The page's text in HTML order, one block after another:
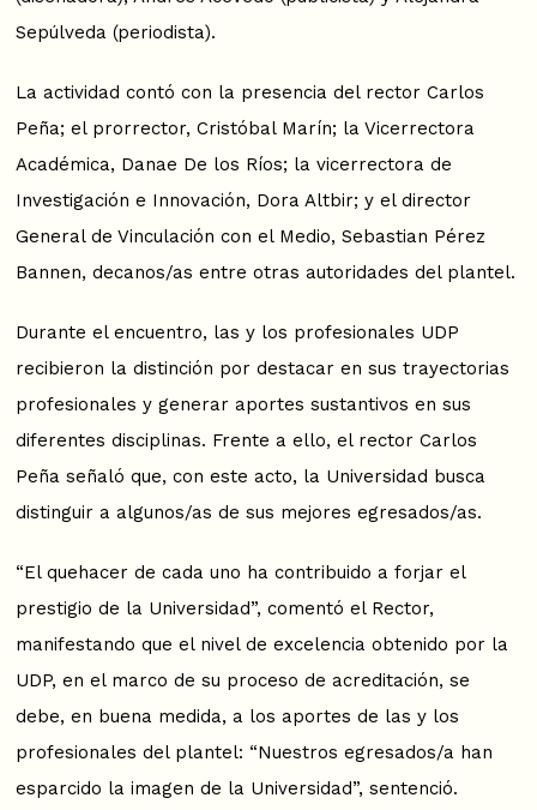
Sepúlveda (periodista).
La actividad contó con la presencia del rector Carlos
Peña; el prorrector, Cristóbal Marín; la Vicerrectora
Académica, Danae De los Ríos; la vicerrectora de
Investigación e Innovación, Dora Altbir; y el director
General de Vinculación con el Medio, Sebastian Pérez
Bannen, decanos/as entre otras autoridades del plantel.
Durante el encuentro, las y los profesionales UDP
recibieron la distinción por destacar en sus trayectorias
profesionales y generar aportes sustantivos en sus
diferentes disciplinas. Frente a ello, el rector Carlos
Peña señaló que, con este acto, la Universidad busca
distinguir a algunos/as de sus mejores egresados/as.
“El quehacer de cada uno ha contribuido a forjar el
prestigio de la Universidad”, comentó el Rector,
manifestando que el nivel de excelencia obtenido por la
UDP, en el marco de su proceso de acreditación, se
debe, en buena medida, a los aportes de las y los
profesionales del plantel: “Nuestros egresados/a han
esparcido la imagen de la Universidad”, sentenció.